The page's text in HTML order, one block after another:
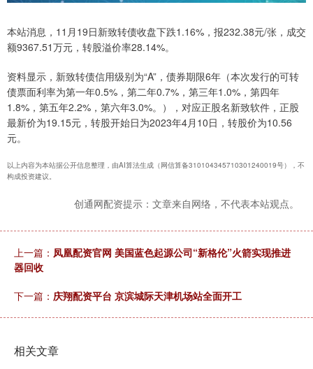
本站消息，11月19日新致转债收盘下跌1.16%，报232.38元/张，成交
额9367.51万元，转股溢价率28.14%。
资料显示，新致转债信用级别为“A”，债券期限6年（本次发行的可转
债票面利率为第一年0.5%，第二年0.7%，第三年1.0%，第四年
1.8%，第五年2.2%，第六年3.0%。），对应正股名新致软件，正股
最新价为19.15元，转股开始日为2023年4月10日，转股价为10.56
元。
以上内容为本站据公开信息整理，由AI算法生成（网信算备310104345710301240019号），不
构成投资建议。
创通网配资提示：文章来自网络，不代表本站观点。
上一篇： 凤凰配资官网 美国蓝色起源公司“新格伦”火箭实现推进
器回收
下一篇： 庆翔配资平台 京滨城际天津机场站全面开工
相关文章